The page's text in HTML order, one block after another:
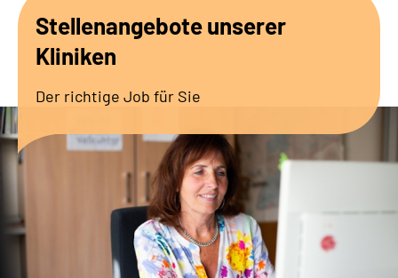
Unsere Kliniken
Sozialdienste & Zuweisende
Erweiterte Suche
Gebärdensprache
Stellenangebote unserer
Kliniken
Der richtige Job für Sie